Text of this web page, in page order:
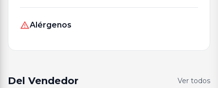
Alérgenos
Del Vendedor Ver todos